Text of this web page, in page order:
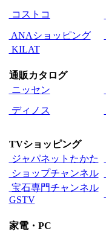
コストコ
ANAショッピング
KILAT
通販カタログ
ニッセン
ディノス
TVショッピング
ジャパネットたかた
ショップチャンネル
宝石専門チャンネル
GSTV
家電・PC